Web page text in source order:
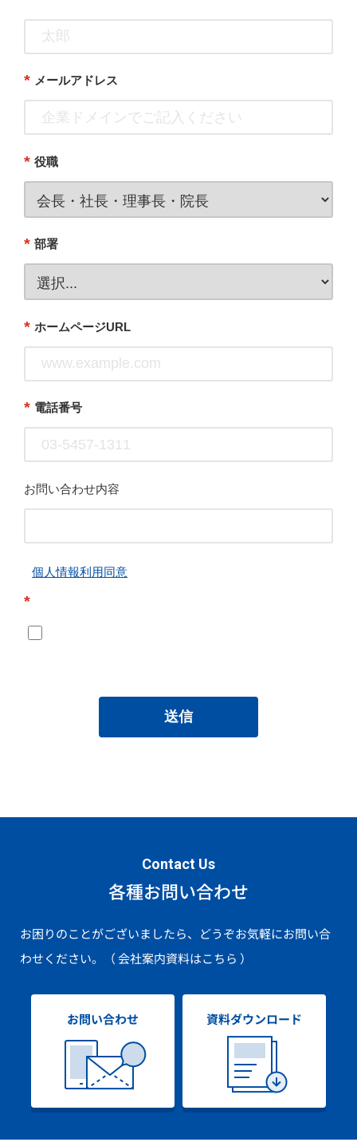
* メールアドレス
* 役職
* 部署
* ホームページURL
* 電話番号
お問い合わせ内容
個人情報利用同意
*
送信
Contact Us
各種お問い合わせ
お困りのことがございましたら、どうぞお気軽にお問い合
わせください。
（ 会社案内資料はこちら ）
お問い合わせ 資料ダウンロード